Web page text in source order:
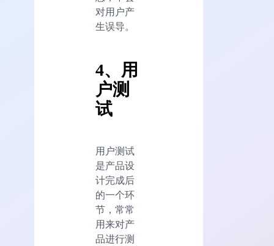
对用户产
生误导。
4、用
户测
试
用户测试
是产品设
计完成后
的一个环
节，常常
用来对产
品进行测